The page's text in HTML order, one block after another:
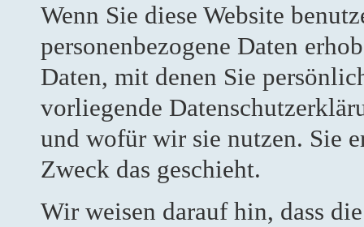
Wenn Sie diese Website
personenbezogene Daten
Daten, mit denen Sie
vorliegende
und wofür wir sie nutzen. Sie
Zweck das geschieht.
Wir weisen darauf hin, dass